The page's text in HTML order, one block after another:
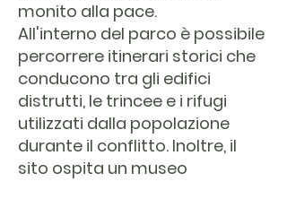
monito alla pace.
All'interno del parco è possibile
percorrere itinerari storici che
conducono tra gli edifici
distrutti, le trincee e i rifugi
utilizzati dalla popolazione
durante il conflitto. Inoltre, il
sito ospita un museo